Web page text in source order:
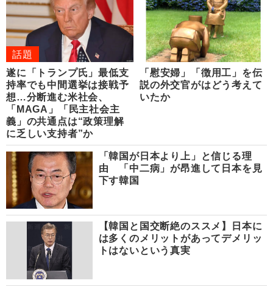
話題
遂に「トランプ氏」最低支
持率でも中間選挙は接戦予
想…分断進む米社会、
「MAGA」「民主社会主
義」の共通点は“政策理解
に乏しい支持者”か
「慰安婦」「徴用工」を伝
説の外交官がはどう考えて
いたか
「韓国が日本より上」と信じる理
由 「中二病」が昂進して日本を見
下す韓国
【韓国と国交断絶のススメ】日本に
は多くのメリットがあってデメリッ
トはないという真実